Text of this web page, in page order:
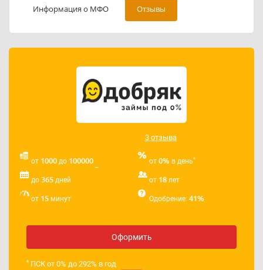
Информация о МФО Отзывы
3 отзыва
от 1000 до 100000 от 0% в день*
до 365 дней от 18 лет
от 15 минут Одобрение: 41%
Оформить
*ПСК от 0% до 292% в год